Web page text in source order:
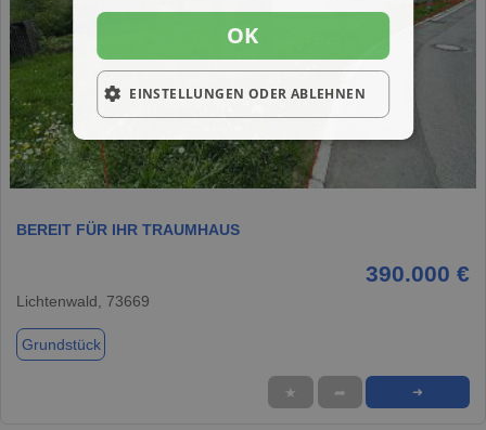
BEREIT FÜR IHR TRAUMHAUS
390.000 €
Lichtenwald, 73669
Grundstück
★ ➦ ➜
OK
EINSTELLUNGEN ODER ABLEHNEN